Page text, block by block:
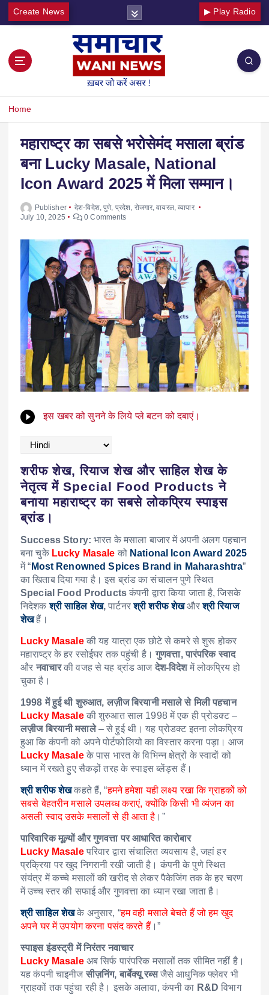
Create News ▶ Play Radio
Home
महाराष्ट्र का सबसे भरोसेमंद मसाला ब्रांड
बना Lucky Masale, National
Icon Award 2025 में मिला सम्मान।
Publisher देश-विदेश,पुणे, प्रदेश रोजगार,वायरल,व्यापार
July 10, 2025
0 Comments
इस खबर को सुनने के लिये प्ले बटन को दबाएं।
शरीफ शेख, रियाज शेख और साहिल शेख के
नेतृत्व में Special Food Products ने
बनाया महाराष्ट्र का सबसे लोकप्रिय स्पाइस
ब्रांड।
Success Story: भारत के मसाला बाजार में अपनी अलग पहचान
बना चुके Lucky Masale को National Icon Award 2025
में “ Most Renowned Spices Brand in Maharashtra”
का खिताब दिया गया है। इस ब्रांड का संचालन पुणे स्थित
Special Food Products कंपनी द्वारा किया जाता है, जिसके
निदेशकश्री साहिल शेख,पार्टनरश्री शरीफ शेखऔरश्री रियाज
शेखहैं।
Lucky Masaleकी यह यात्रा एक छोटे से कमरे से शुरू होकर
महाराष्ट्र के हर रसोईघर तक पहुंची है।गुणवत्ता, पारंपरिक स्वाद
औरनवाचारकी वजह से यह ब्रांड आजदेश-विदेशमें लोकप्रिय हो
चुका है।
1998 में हुई थी शुरुआत, लज़ीज बिरयानी मसाले से मिली पहचान
Lucky Masaleकी शुरुआत साल 1998 में एक ही प्रोडक्ट –
लज़ीज बिरयानी मसाले– से हुई थी। यह प्रोडक्ट इतना लोकप्रिय
हुआ कि कंपनी को अपने पोर्टफोलियो का विस्तार करना पड़ा। आज
Lucky Masaleके पास भारत के विभिन्न क्षेत्रों के स्वादों को
ध्यान में रखते हुए सैकड़ों तरह के स्पाइस ब्लेंड्स हैं।
श्री शरीफ शेख कहते हैं, “हमने हमेशा यही लक्ष्य रखा कि ग्राहकों को
सबसे बेहतरीन मसाले उपलब्ध कराएं, क्योंकि किसी भी व्यंजन का
असली स्वाद उसके मसालों से ही आता है ।”
पारिवारिक मूल्यों और गुणवत्ता पर आधारित कारोबार
Lucky Masaleपरिवार द्वारा संचालित व्यवसाय है, जहां हर
प्रक्रिया पर खुद निगरानी रखी जाती है। कंपनी के पुणे स्थित
संयंत्र में कच्चे मसालों की खरीद से लेकर पैकेजिंग तक के हर चरण
में उच्च स्तर की सफाई और गुणवत्ता का ध्यान रखा जाता है।
श्री साहिल शेखके अनुसार, “हम वही मसाले बेचते हैं जो हम खुद
अपने घर में उपयोग करना पसंद करते हैं।”
स्पाइस इंडस्ट्री में निरंतर नवाचार
Lucky Masaleअब सिर्फ पारंपरिक मसालों तक सीमित नहीं है।
यह कंपनी चाइनीजसीज़निंग, बार्बेक्यू रब्सजैसे आधुनिक फ्लेवर भी
ग्राहकों तक पहुंचा रही है। इसके अलावा, कंपनी का R&D विभाग